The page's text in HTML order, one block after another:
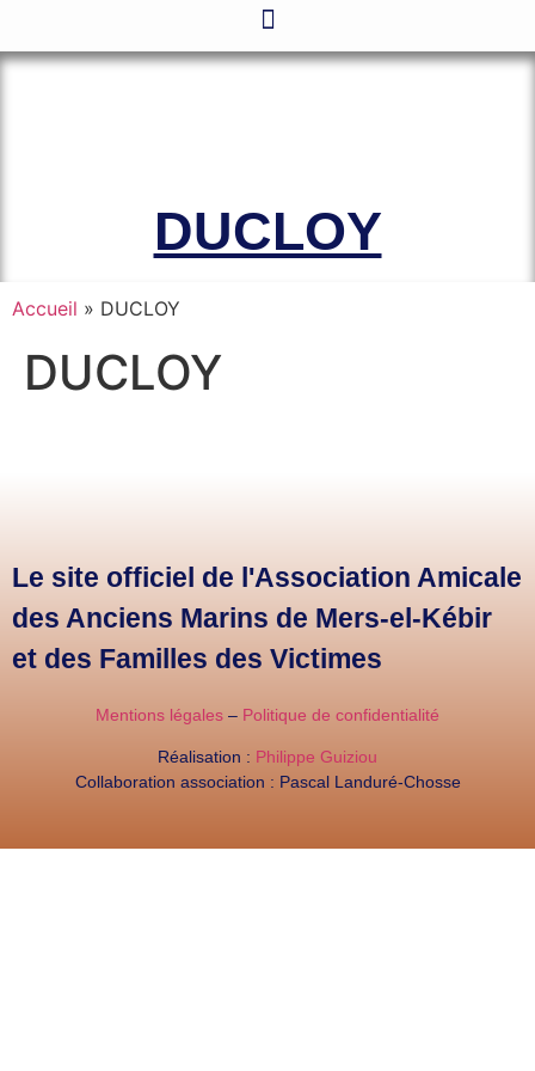
DUCLOY
Accueil » DUCLOY
DUCLOY
Le site officiel de l'Association Amicale
des Anciens Marins de Mers-el-Kébir
et des Familles des Victimes
Mentions légales – Politique de confidentialité
Réalisation : Philippe Guiziou
Collaboration association : Pascal Landuré-Chosse